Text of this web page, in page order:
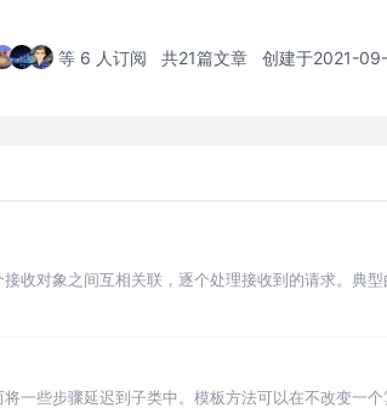
等 6 人订阅 共21篇文章 创建于2021-
收对象之间互相关联，逐个处理接收到的请求。典
一些步骤延迟到子类中。模板方法可以在不改变一